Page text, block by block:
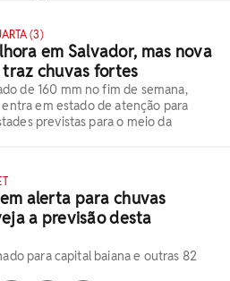
(3)
em Salvador, mas nova
chuvas fortes
de 160 mm no fim de semana,
em estado de atenção para
previstas para o meio da
alerta para chuvas
a previsão desta
para capital baiana e outras 82